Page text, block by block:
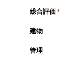
総合評価*
建物
管理